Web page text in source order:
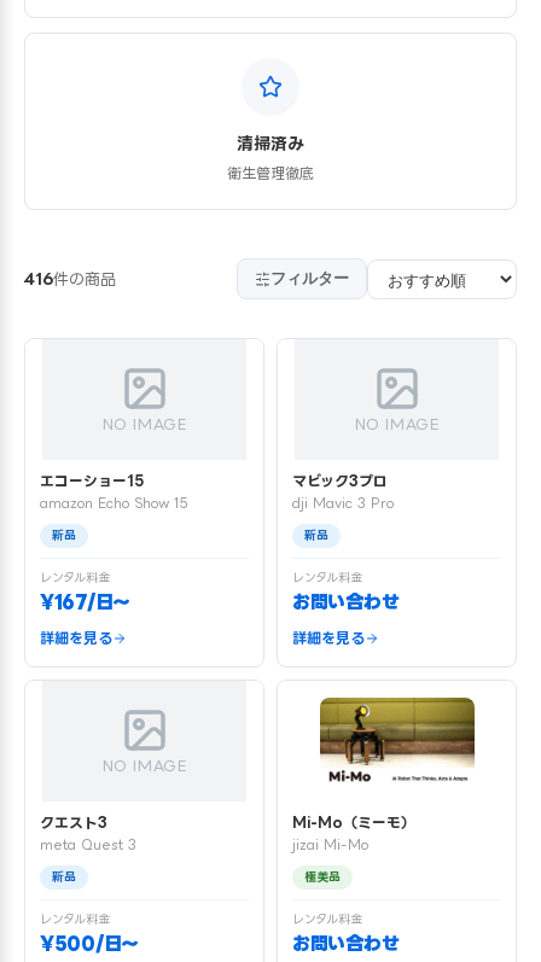
清掃済み
衛生管理徹底
416件の商品 フィルター
NO IMAGE
エコーショー15
amazon Echo Show 15
新品
レンタル料金
¥167/日〜
詳細を見る
NO IMAGE
マビック3プロ
dji Mavic 3 Pro
新品
レンタル料金
お問い合わせ
詳細を見る
NO IMAGE
クエスト3
meta Quest 3
新品
レンタル料金
¥500/日〜
Mi-Mo（ミーモ）
jizai Mi-Mo
極美品
レンタル料金
お問い合わせ